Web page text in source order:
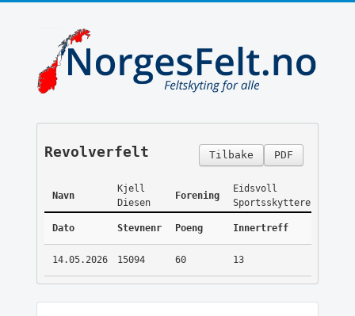
PDF
Tilbake
Revolverfelt
Navn
Kjell
Diesen
Forening
Eidsvoll
Sportsskyttere
Dato Stevnenr Poeng Innertreff
14.05.2026 15094 60 13